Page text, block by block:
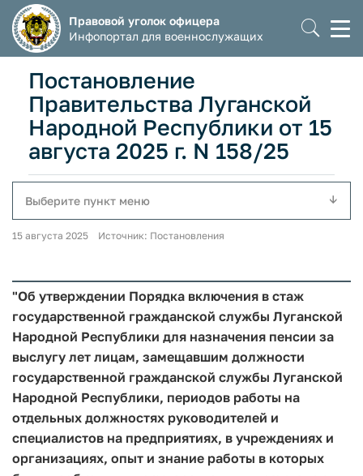
Правовой уголок офицера
Инфопортал для военнослужащих
Постановление
Правительства Луганской
Народной Республики от 15
августа 2025 г. N 158/25
Выберите пункт меню
15 августа 2025 Источник: Постановления
"Об утверждении Порядка включения в стаж
государственной гражданской службы Луганской
Народной Республики для назначения пенсии за
выслугу лет лицам, замещавшим должности
государственной гражданской службы Луганской
Народной Республики, периодов работы на
отдельных должностях руководителей и
специалистов на предприятиях, в учреждениях и
организациях, опыт и знание работы в которых